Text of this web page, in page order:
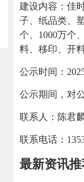
建设内容： 佳
子、纸品类、
个、 1000万个、
料、移印、开
公示时间： 202
公示期间，对
联系 人： 陈君
联系电话：
最新资讯